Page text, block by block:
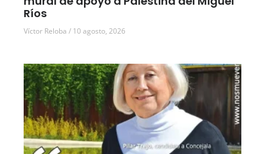
Ríos
Víctor Reloba 10 agosto, 2026